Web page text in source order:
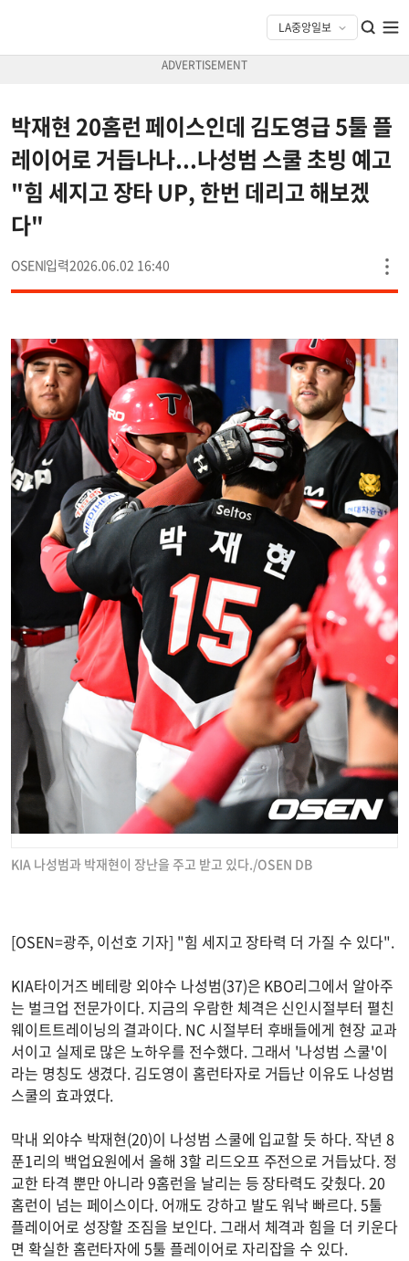
박재현 20홈런 페이스인데 김도영급 5툴 플
레이어로 거듭나나...나성범 스쿨 초빙 예고
"힘 세지고 장타 UP, 한번 데리고 해보겠
다"
OSEN 2026.06.02 16:40
KIA 나성범과 박재현이 장난을 주고 받고 있다./OSEN DB
[OSEN=광주, 이선호 기자] "힘 세지고 장타력 더 가질 수 있다".
KIA타이거즈 베테랑 외야수 나성범(37)은 KBO리그에서 알아주
는 벌크업 전문가이다. 지금의 우람한 체격은 신인시절부터 펼친
웨이트트레이닝의 결과이다. NC 시절부터 후배들에게 현장 교과
서이고 실제로 많은 노하우를 전수했다. 그래서 '나성범 스쿨'이
라는 명칭도 생겼다. 김도영이 홈런타자로 거듭난 이유도 나성범
스쿨의 효과였다.
막내 외야수 박재현(20)이 나성범 스쿨에 입교할 듯 하다. 작년 8
푼1리의 백업요원에서 올해 3할 리드오프 주전으로 거듭났다. 정
교한 타격 뿐만 아니라 9홈런을 날리는 등 장타력도 갖췄다. 20
홈런이 넘는 페이스이다. 어깨도 강하고 발도 워낙 빠르다. 5툴
플레이어로 성장할 조짐을 보인다. 그래서 체격과 힘을 더 키운다
면 확실한 홈런타자에 5툴 플레이어로 자리잡을 수 있다.